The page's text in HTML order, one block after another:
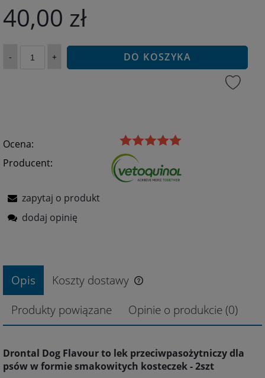
40,00 zł
- + DO KOSZYKA
Ocena:
Producent:
zapytaj o produkt
dodaj opinię
Opis
Koszty dostawy
Produkty powiązane
Opinie o produkcie (0)
Drontal Dog Flavour to lek przeciwpasożytniczy dla
psów w formie smakowitych kosteczek - 2szt